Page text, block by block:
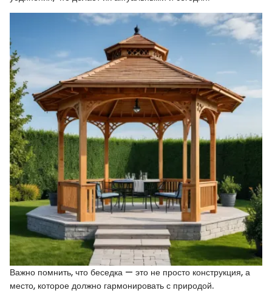
Важно помнить, что беседка — это не просто конструкция, а
место, которое должно гармонировать с природой.